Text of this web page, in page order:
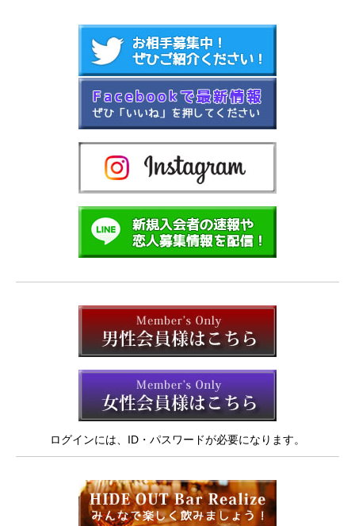
ログインには、ID・パスワードが必要になります。